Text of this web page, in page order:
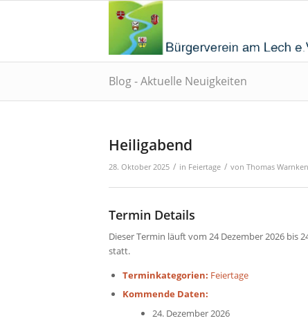
Blog - Aktuelle Neuigkeiten
Heiligabend
28. Oktober 2025 / in Feiertage / von Thomas Warnken
Termin Details
Dieser Termin läuft vom 24 Dezember 2026 bis
statt.
Terminkategorien: Feiertage
Kommende Daten:
24. Dezember 2026